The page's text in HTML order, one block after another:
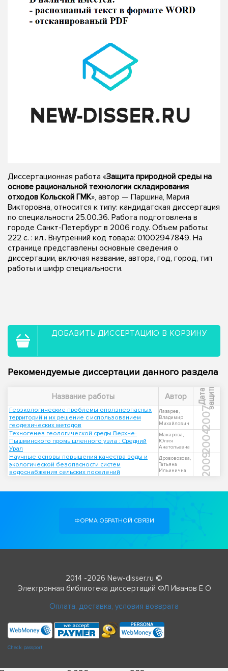
Диссертационная работа «Защита природной среды на
основе рациональной технологии складирования
отходов Кольской ГМК», автор — Паршина, Мария
Викторовна, относится к типу: кандидатская диссертация
по специальности 25.00.36. Работа подготовлена в
городе Санкт-Петербург в 2006 году. Объем работы:
222 с. : ил.. Внутренний код товара: 01002947849. На
странице представлены основные сведения о
диссертации, включая название, автора, год, город, тип
работы и шифр специальности.
ДОБАВИТЬ ДИССЕРТАЦИЮ В КОРЗИНУ
Рекомендуемые диссертации данного раздела
Название работы Автор Д
а
т
а
з
а
щ
и
т ы
Геоэкологические проблемы оползнеопасных
территорий и их решение с использованием
геодезических методов
Лазарев,
Владимир
Михайлович
2007
Техногенез геологической среды Верхне-
Пышминского промышленного узла : Средний
Урал
Макарова,
Юлия
Анатольевна
2004
Научные основы повышения качества воды и
экологической безопасности систем
водоснабжения сельских поселений
Дрововозова,
Татьяна
Ильинична
2009
ФОРМА ОБРАТНОЙ СВЯЗИ
2014 -2026 New-disser.ru ©
Электронная библиотека диссертаций ФЛ Иванов Е О
Оплата, доставка, условия возврата
Check passport